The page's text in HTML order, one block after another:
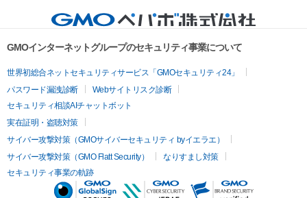
GMOインターネットグループのセキュリティ事業について
世界初総合ネットセキュリティサービス「GMOセキュリティ24」
パスワード漏洩診断
Webサイトリスク診断
セキュリティ相談AIチャットボット
実在証明・盗聴対策
サイバー攻撃対策（GMOサイバーセキュリティ byイエラエ）
サイバー攻撃対策（GMO Flatt Security）
なりすまし対策
セキュリティ事業の軌跡